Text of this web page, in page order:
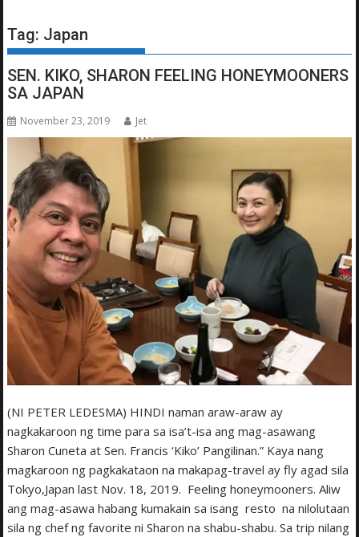
Tag: Japan
SEN. KIKO, SHARON FEELING HONEYMOONERS
SA JAPAN
November 23, 2019 Jet
(NI PETER LEDESMA) HINDI naman araw-araw ay
nagkakaroon ng time para sa isa’t-isa ang mag-asawang
Sharon Cuneta at Sen. Francis ‘Kiko’ Pangilinan.” Kaya nang
magkaroon ng pagkakataon na makapag-travel ay fly agad sila
Tokyo,Japan last Nov. 18, 2019. Feeling honeymooners. Aliw
ang mag-asawa habang kumakain sa isang resto na nilolutaan
sila ng chef ng favorite ni Sharon na shabu-shabu. Sa trip nilang